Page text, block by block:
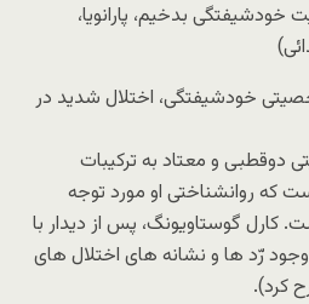
بدخیم، پارانویا،
خودشیفتگی، اختلال شدید در
دوقطبی و معتاد به ترکیبات
که روانشناختی او مورد توجه
کارل گوستاویونگ، پس از دیدار با
برلین در سال ۱۹۳۹، وجود رّد ها و نشانه های اختلال های
کرد).